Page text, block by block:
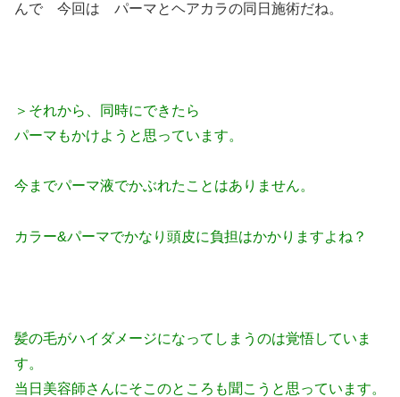
んで 今回は パーマとヘアカラの同日施術だね。
＞それから、同時にできたら
パーマもかけようと思っています。
今までパーマ液でかぶれたことはありません。
カラー&パーマでかなり頭皮に負担はかかりますよね？
髪の毛がハイダメージになってしまうのは覚悟していま
す。
当日美容師さんにそこのところも聞こうと思っています。